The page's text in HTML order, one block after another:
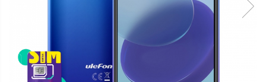
Telefoane mobile iSEN
Telefoane mobile F150